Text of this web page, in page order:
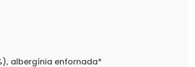
albergínia enfornada*